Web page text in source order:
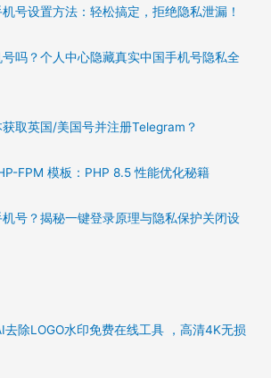
号设置方法：轻松搞定，拒绝隐私泄漏！
吗？个人中心隐藏真实中国手机号隐私全
取英国/美国号并注册Telegram？
FPM 模板：PHP 8.5 性能优化秘籍
号？揭秘一键登录原理与隐私保护关闭设
除LOGO水印免费在线工具 ，高清4K无损